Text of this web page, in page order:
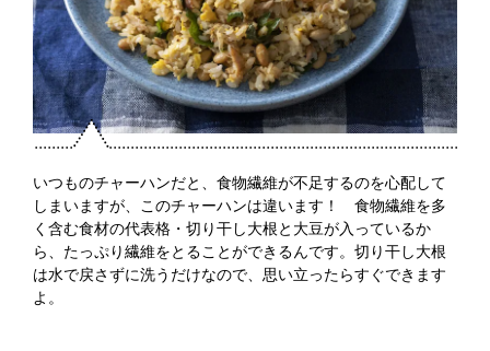
いつものチャーハンだと、食物繊維が不足するのを心配して
しまいますが、このチャーハンは違います！ 食物繊維を多
く含む食材の代表格・切り干し大根と大豆が入っているか
ら、たっぷり繊維をとることができるんです。切り干し大根
は水で戻さずに洗うだけなので、思い立ったらすぐできます
よ。